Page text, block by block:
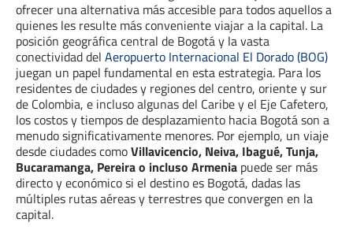
ofrecer una alternativa más accesible para todos aquellos a
quienes les resulte más conveniente viajar a la capital. La
posición geográfica central de Bogotá y la vasta
conectividad del Aeropuerto Internacional El Dorado (BOG)
juegan un papel fundamental en esta estrategia. Para los
residentes de ciudades y regiones del centro, oriente y sur
de Colombia, e incluso algunas del Caribe y el Eje Cafetero,
los costos y tiempos de desplazamiento hacia Bogotá son a
menudo significativamente menores. Por ejemplo, un viaje
desde ciudades comoVillavicencio, Neiva, Ibagué, Tunja,
Bucaramanga, Pereira o incluso Armenia puede ser más
directo y económico si el destino es Bogotá, dadas las
múltiples rutas aéreas y terrestres que convergen en la
capital.